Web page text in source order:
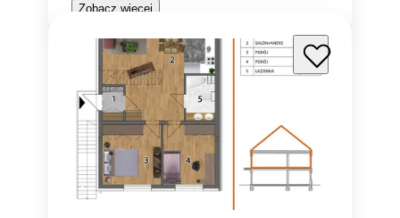
Zobacz więcej